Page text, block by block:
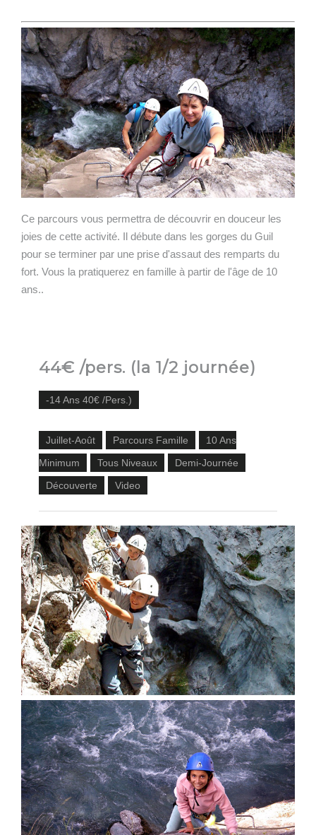
Ce parcours vous permettra de découvrir en douceur les
joies de cette activité. Il débute dans les gorges du Guil
pour se terminer par une prise d'assaut des remparts du
fort. Vous la pratiquerez en famille à partir de l'âge de 10
ans..
44€ /pers. (la 1/2 journée)
-14 Ans 40€ /pers.)
Juillet-Août Parcours Famille
10 Ans
Minimum
Tous Niveaux
Demi-Journée
Découverte
Video